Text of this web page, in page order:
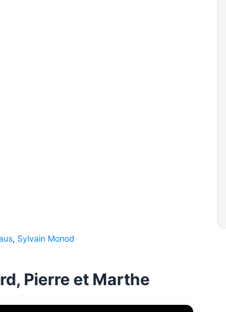
, Sylvain Monod
Pierre et Marthe